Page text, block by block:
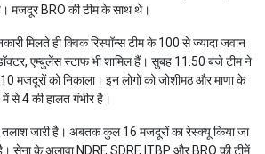
मजदूर BRO की टीम के साथ थे।
मिलते ही क्विक रिस्पॉन्स टीम के 100 से ज्यादा जवान
एम्बुलेंस स्टाफ भी शामिल हैं। सुबह 11.50 बजे टीम ने
मजदूरों को निकाला। इन लोगों को जोशीमठ और माणा के
से 4 की हालत गंभीर है।
जारी है। अबतक कुल 16 मजदूरों का रेस्क्यू किया जा
सेना के अलावा NDRF, SDRF, ITBP और BRO की टीमें